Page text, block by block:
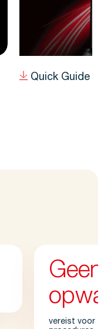
Quick Guide
Geen
vereist voor